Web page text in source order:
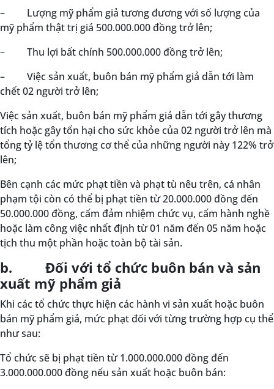
–
Lượng mỹ phẩm giả tương đương với số lượng của
mỹ phẩm thật trị giá 500.000.000 đồng trở lên;
–
Thu lợi bất chính 500.000.000 đồng trở lên;
–
Việc sản xuất, buôn bán mỹ phẩm giả dẫn tới làm
chết 02 người trở lên;
Việc sản xuất, buôn bán mỹ phẩm giả dẫn tới gây thương
tích hoặc gây tổn hại cho sức khỏe của 02 người trở lên mà
tổng tỷ lệ tổn thương cơ thể của những người này 122% trở
lên;
Bên cạnh các mức phạt tiền và phạt tù nêu trên, cá nhân
phạm tội còn có thể bị phạt tiền từ 20.000.000 đồng đến
50.000.000 đồng, cấm đảm nhiệm chức vụ, cấm hành nghề
hoặc làm công việc nhất định từ 01 năm đến 05 năm hoặc
tịch thu một phần hoặc toàn bộ tài sản.
b. Đối với tổ chức buôn bán và sản
xuất mỹ phẩm giả
Khi các tổ chức thực hiện các hành vi sản xuất hoặc buôn
bán mỹ phẩm giả, mức phạt đối với từng trường hợp cụ thể
như sau:
Tổ chức sẽ bị phạt tiền từ 1.000.000.000 đồng đến
3.000.000.000 đồng nếu sản xuất hoặc buôn bán: